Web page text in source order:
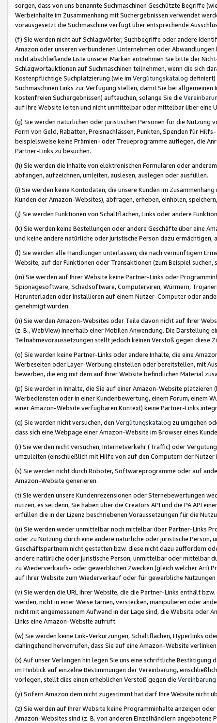
sorgen, dass von uns benannte Suchmaschinen Geschützte Begriffe
Werbeinhalte im Zusammenhang mit Suchergebnissen verwendet
vorausgesetzt die Suchmaschine verfügt über entsprechende
(f) Sie werden nicht auf Schlagwörter, Suchbegriffe oder andere
Amazon oder unseren verbundenen Unternehmen oder
nicht abschließende Liste unserer Marken entnehmen Sie bitte der
Schlagwortauktionen auf Suchmaschinen teilnehmen, wenn die sich
Kostenpflichtige Suchplatzierung (wie im Vergütungskatalog definiert)
Suchmaschinen Links zur Verfügung stellen, damit Sie bei
kostenfreien Suchergebnissen) auftauchen, solange Sie die
auf Ihre Website leiten und nicht unmittelbar oder mittelbar über eine
(g) Sie werden natürlichen oder juristischen Personen für die Nutzung
Form von Geld, Rabatten, Preisnachlässen, Punkten, Spenden für
beispielsweise keine Prämien- oder Treueprogramme auflegen, die
Partner-Links zu besuchen.
(h) Sie werden die Inhalte von elektronischen Formularen oder
abfangen, aufzeichnen, umleiten, auslesen, auslegen oder ausfüllen.
(i) Sie werden keine Kontodaten, die unsere Kunden im
Kunden der Amazon-Websites), abfragen, erheben, einholen,
(j) Sie werden Funktionen von Schaltflächen, Links oder andere
(k) Sie werden keine Bestellungen oder andere Geschäfte über eine
und keine andere natürliche oder juristische Person dazu
(l) Sie werden alle Handlungen unterlassen, die nach vernünftigem
Website, auf der Funktionen oder Transaktionen (zum Beispiel
(m) Sie werden auf Ihrer Website keine Partner-Links oder
Spionagesoftware, Schadsoftware, Computerviren, Würmern,
Herunterladen oder Installieren auf einem Nutzer-Computer oder
genehmigt wurden.
(n) Sie werden Amazon-Websites oder Teile davon nicht auf Ihrer
(z. B., WebView) innerhalb einer Mobilen Anwendung. Die Darstellung
Teilnahmevoraussetzungen stellt jedoch keinen Verstoß gegen diese
(o) Sie werden keine Partner-Links oder andere Inhalte, die eine
Werbeseiten oder Layer-Werbung einstellen oder bereitstellen, mit
bewerben, die eng mit dem auf Ihrer Website befindlichen Material
(p) Sie werden in Inhalte, die Sie auf einer Amazon-Website
Werbediensten oder in einer Kundenbewertung, einem Forum, einem
einer Amazon-Website verfügbaren Kontext) keine Partner-Links
(q) Sie werden nicht versuchen, den Vergütungskatalog zu umgehen
dass sich eine Webpage einer Amazon-Website im Browser eines
(r) Sie werden nicht versuchen, Internetverkehr (Traffic) oder
umzuleiten (einschließlich mit Hilfe von auf den Computern der
(s) Sie werden nicht durch Roboter, Softwareprogramme oder auf
Amazon-Website generieren.
(t) Sie werden unsere Kundenrezensionen oder Sternebewertungen
nutzen, es sei denn, Sie haben über die Creators API und die PA API
erfüllen die in der Lizenz beschriebenen Voraussetzungen für die
(u) Sie werden weder unmittelbar noch mittelbar über Partner-Links
oder zu Nutzung durch eine andere natürliche oder juristische
Geschäftspartnern nicht gestatten bzw. diese nicht dazu auffordern
andere natürliche oder juristische Person, unmittelbar oder mittelbar
zu Wiederverkaufs- oder gewerblichen Zwecken (gleich welcher Art)
auf Ihrer Website zum Wiederverkauf oder für gewerbliche
(v) Sie werden die URL Ihrer Website, die die Partner-Links enthält
werden, nicht in einer Weise tarnen, verstecken, manipulieren oder
nicht mit angemessenem Aufwand in der Lage sind, die Website oder
Links eine Amazon-Website aufruft.
(w) Sie werden keine Link-Verkürzungen, Schaltflächen, Hyperlinks
dahingehend hervorrufen, dass Sie auf eine Amazon-Website
(x) Auf unser Verlangen hin legen Sie uns eine schriftliche
im Hinblick auf einzelne Bestimmungen der Vereinbarung,
vorlegen, stellt dies einen erheblichen Verstoß gegen die Vereinbarung
(y) Sofern Amazon dem nicht zugestimmt hat darf Ihre Website nicht
(z) Sie werden auf Ihrer Website keine Programminhalte anzeigen
Amazon-Websites sind (z. B. von anderen Einzelhändlern